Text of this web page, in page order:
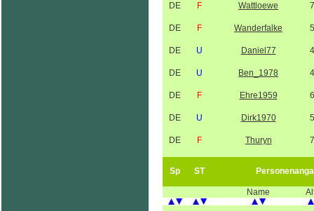
DE F Wattloewe
DE F Wanderfalke
DE U Daniel77
DE U Ben_1978
DE F Ehre1959
DE U Dirk1970
DE F Thuryn
Sp ST
Name